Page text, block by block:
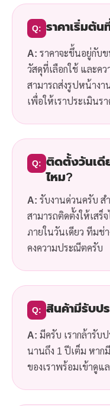
Q: ราคาเริ่มต้น
A: ราคาจะขึ้นอยู่กับ
วัสดุที่เลือกใช้ และค
สามารถส่งรูปหน้าง
เพื่อให้เราประเมินร
Q: ติดตั้งวันเดี
ไหม?
A: รับงานด่วนครับ ส
สามารถติดตั้งให้เสร็
ภายในวันเดียว ทีมช่า
คงความประณีตครับ
Q: สินค้ามีรับป
A: มีครับ เรากล้ารั
นานถึง 1 ปีเต็ม หาก
ของเราพร้อมเข้าดู